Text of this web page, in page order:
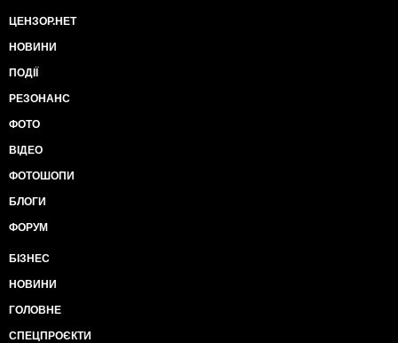
ЦЕНЗОР.НЕТ
НОВИНИ
ПОДІЇ
РЕЗОНАНС
ФОТО
ВІДЕО
ФОТОШОПИ
БЛОГИ
ФОРУМ
БІЗНЕС
НОВИНИ
ГОЛОВНЕ
СПЕЦПРОЄКТИ